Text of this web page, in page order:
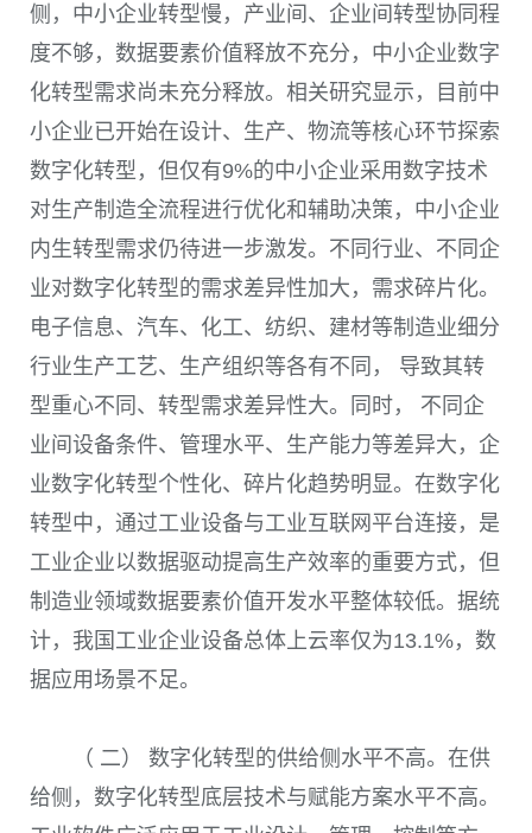
侧，中小企业转型慢，产业间、企业间转型协同程
度不够，数据要素价值释放不充分，中小企业数字
化转型需求尚未充分释放。相关研究显示，目前中
小企业已开始在设计、生产、物流等核心环节探索
数字化转型，但仅有9%的中小企业采用数字技术
对生产制造全流程进行优化和辅助决策，中小企业
内生转型需求仍待进一步激发。不同行业、不同企
业对数字化转型的需求差异性加大，需求碎片化。
电子信息、汽车、化工、纺织、建材等制造业细分
行业生产工艺、生产组织等各有不同， 导致其转
型重心不同、转型需求差异性大。同时， 不同企
业间设备条件、管理水平、生产能力等差异大，企
业数字化转型个性化、碎片化趋势明显。在数字化
转型中，通过工业设备与工业互联网平台连接，是
工业企业以数据驱动提高生产效率的重要方式，但
制造业领域数据要素价值开发水平整体较低。据统
计，我国工业企业设备总体上云率仅为13.1%，数
据应用场景不足。
（ 二） 数字化转型的供给侧水平不高。在供
给侧，数字化转型底层技术与赋能方案水平不高。